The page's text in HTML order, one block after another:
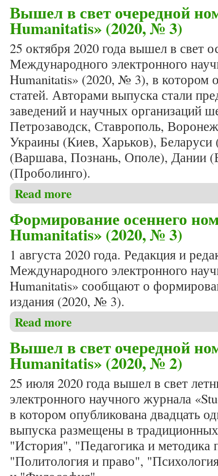
Вышел в свет очередной
Humanitatis» (2020, № 3)
25 октября 2020 года вышел в свет
Международного электронного
Humanitatis» (2020, № 3), в котором
статей. Авторами выпуска стали
заведений и научных организаций
Петрозаводск, Ставрополь,
Украины (Киев, Харьков),
(Варшава, Познань, Ополе), Дании
(Проболинго).
Read more
Формирование осеннего
Humanitatis» (2020, № 3)
1 августа 2020 года. Редакция и
Международного электронного
Humanitatis» сообщают о
издания (2020, № 3).
Read more
Вышел в свет очередной
Humanitatis» (2020, № 2)
25 июля 2020 года вышел в свет
электронного научного журнала
в котором опубликована двадцать
выпуска размещены в
"История", "Педагогика и методика
"Политология и право",